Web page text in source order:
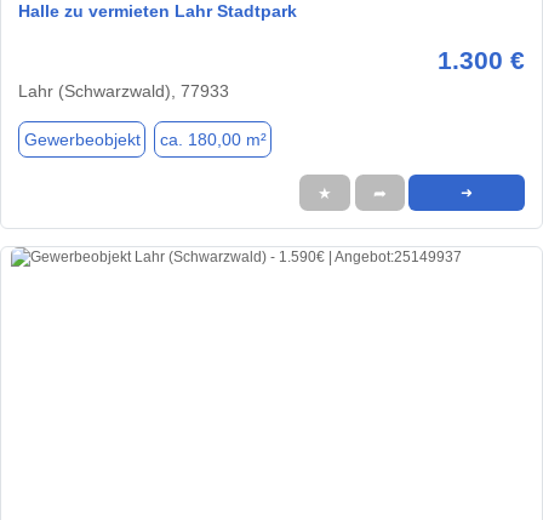
Halle zu vermieten Lahr Stadtpark
1.300 €
Lahr (Schwarzwald), 77933
Gewerbeobjekt ca. 180,00 m²
★ ➦ ➜